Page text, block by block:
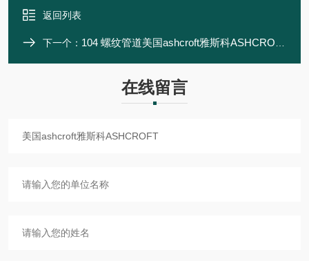
返回列表
下一个： 104 螺纹管道美国ashcroft雅斯科ASHCROFT
在线留言